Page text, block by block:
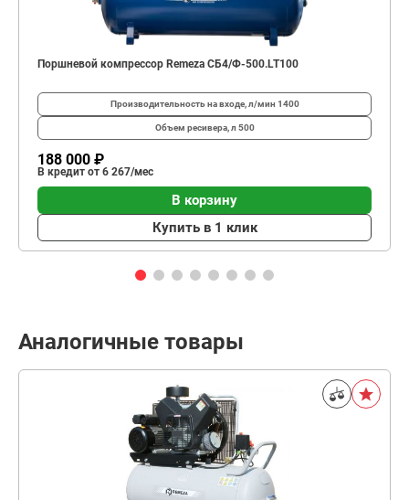
Поршневой компрессор Remeza СБ4/Ф-500.LT100
Производительность на входе, л/мин 1400
Объем ресивера, л 500
188 000 ₽
В кредит от 6 267/мес
В корзину
Купить в 1 клик
Аналогичные товары